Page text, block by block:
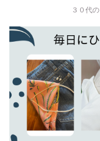
３０代